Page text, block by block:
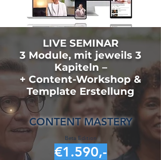
LIVE SEMINAR
3 Module, mit jeweils 3
Kapiteln –
+ Content-Workshop &
Template Erstellung
CONTENT MASTERY
Beta Edition
€1.590,-